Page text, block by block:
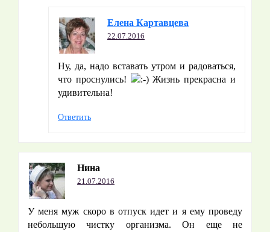
Елена Картавцева
22.07.2016
Ну, да, надо вставать утром и радоваться,
что проснулись!
Жизнь прекрасна и
удивительна!
Ответить
Нина
21.07.2016
У меня муж скоро в отпуск идет и я ему проведу
небольшую чистку организма. Он еще не